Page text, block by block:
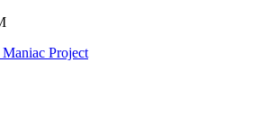
Project